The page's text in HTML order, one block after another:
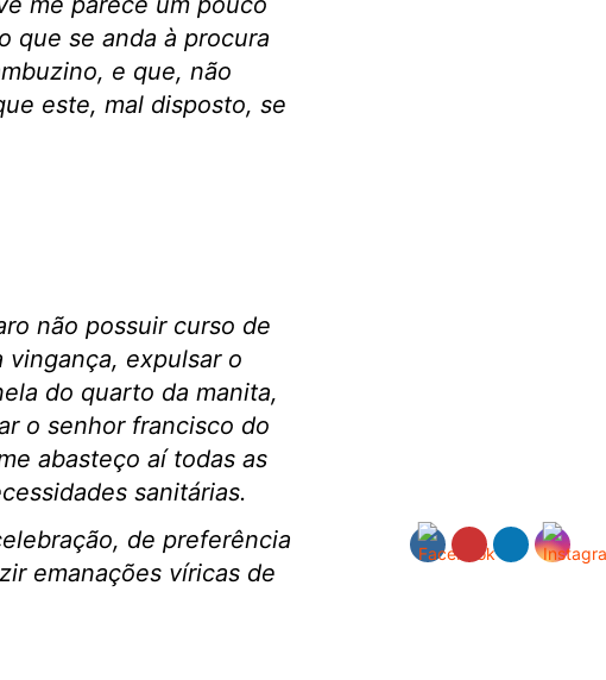
que se anda à procura
e que, não
este, mal disposto, se
não possuir curso de
vingança, expulsar o
do quarto da manita,
o senhor francisco do
abasteço aí todas as
sanitárias.
de preferência
emanações víricas de